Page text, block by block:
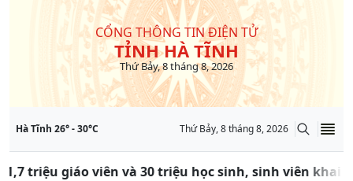
CỔNG THÔNG TIN ĐIỆN TỬ
TỈNH HÀ TĨNH
Thứ Bảy, 8 tháng 8, 2026
Hà Tĩnh 26° -30°C Thứ Bảy, 8 tháng 8, 2026
1,7 triệu giáo viên và 30 triệu học sinh, sinh viên khai